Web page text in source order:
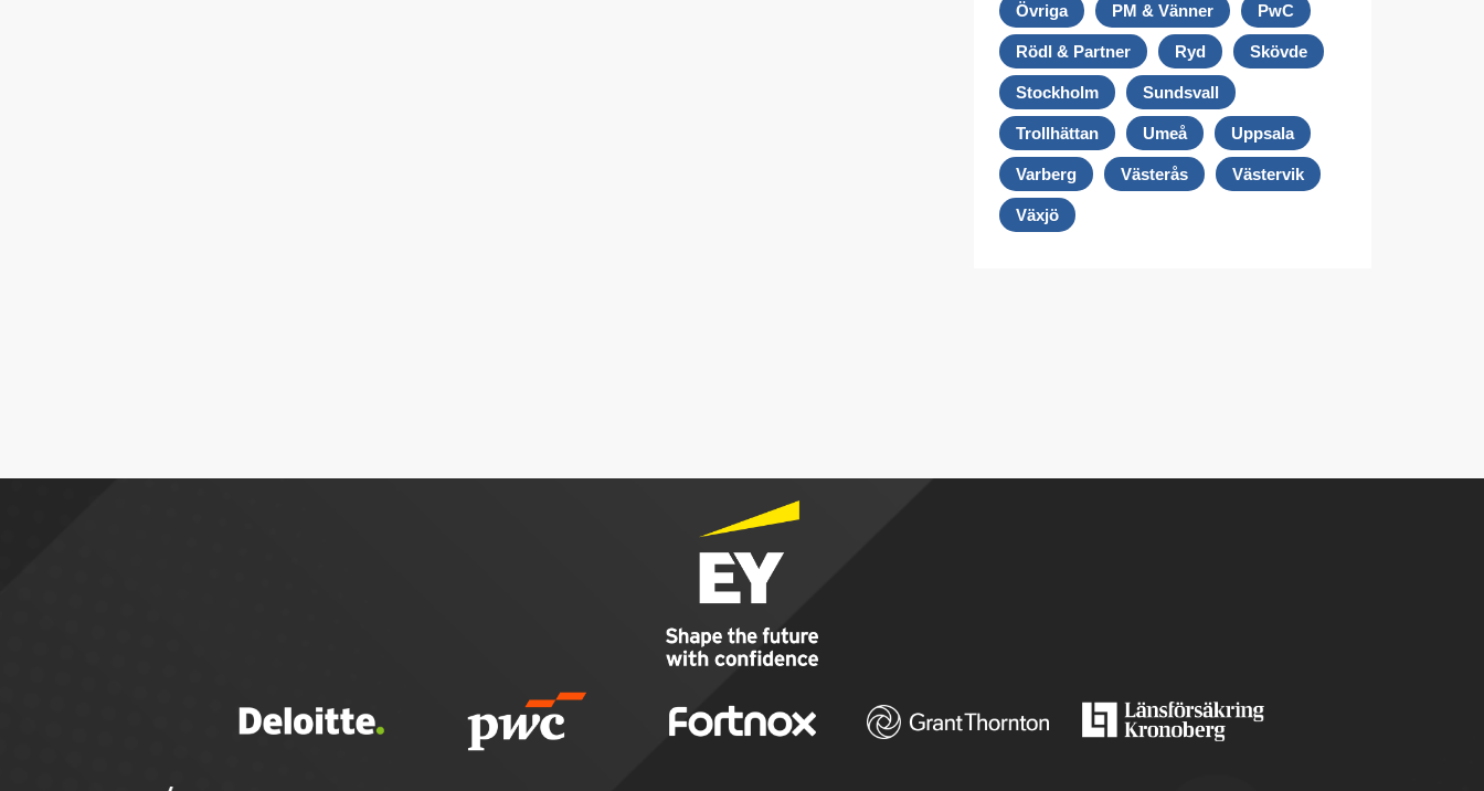
Övriga PM & Vänner PwC
Rödl & Partner Ryd Skövde
Stockholm Sundsvall
Trollhättan Umeå Uppsala
Varberg Västerås Västervik
Växjö